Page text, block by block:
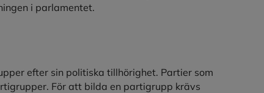
i parlamentet.
efter sin politiska tillhörighet. Partier som
För att bilda en partigrupp krävs